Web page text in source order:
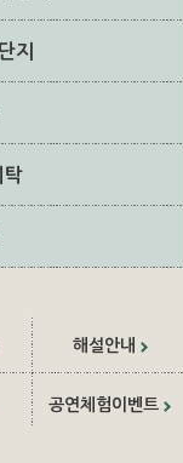
지
탁
해설안내
공연체험이벤트